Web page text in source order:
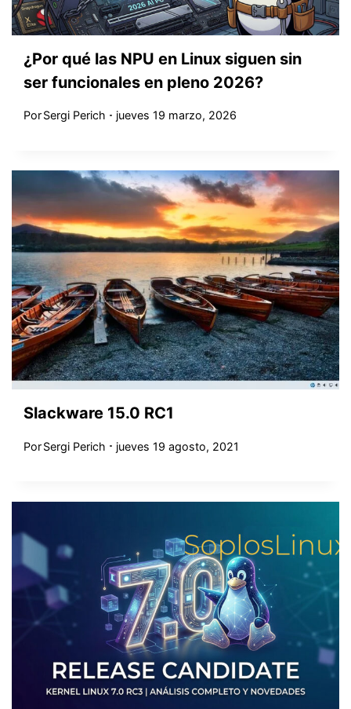
¿Por qué las NPU en Linux siguen sin
ser funcionales en pleno 2026?
PorSergi Perich jueves 19 marzo, 2026
Slackware 15.0 RC1
PorSergi Perich jueves 19 agosto, 2021